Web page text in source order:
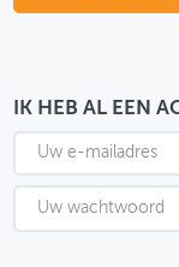
THEMASITES
MIJN PROFIEL
GEBRUIKER
IK HEB AL EEN